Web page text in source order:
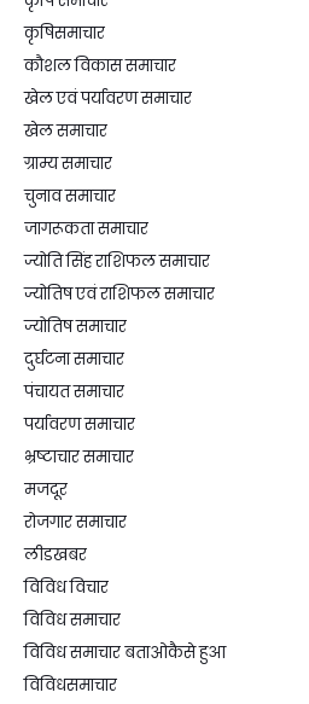
कृषिसमाचार
कौशल विकास समाचार
खेल एवं पर्यावरण समाचार
खेल समाचार
ग्राम्य समाचार
चुनाव समाचार
जागरूकता समाचार
ज्योति सिंह राशिफल समाचार
ज्योतिष एवं राशिफल समाचार
ज्योतिष समाचार
दुर्घटना समाचार
पंचायत समाचार
पर्यावरण समाचार
भ्रष्टाचार समाचार
मजदूर
रोजगार समाचार
लीडखबर
विविध विचार
विविध समाचार
विविध समाचार बताओकैसे हुआ
विविधसमाचार